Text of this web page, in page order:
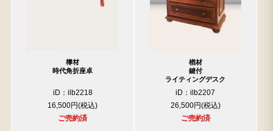
﨔材
時代角折座卓
iD：ilb2218
16,500円
ご売約済
楢材
鍵付
ライティングデスク
iD：ilb2207
26,500円
ご売約済